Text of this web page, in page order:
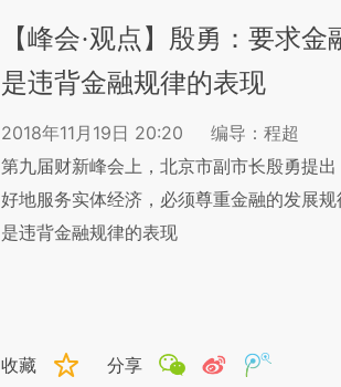
【峰会·观点】殷勇：要求
是违背金融规律的表现
2018年11月19日 20:20
编导：程超
第九届财新峰会上，北京市副市长殷勇提
好地服务实体经济，必须尊重金融的发展
是违背金融规律的表现
收藏 分享